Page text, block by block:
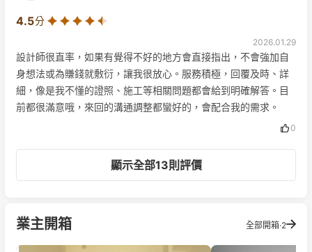
4.5分
2026.01.29
設計師很直率，如果有覺得不好的地方會直接指出，不會強加自
身想法或為賺錢就敷衍，讓我很放心。服務積極，回覆及時、詳
細，像是我不懂的證照、施工等相關問題都會給到明確解答。目
前都很滿意哦，來回的溝通調整都蠻好的，會配合我的需求。
0
顯示全部13則評價
業主開箱 全部開箱·2